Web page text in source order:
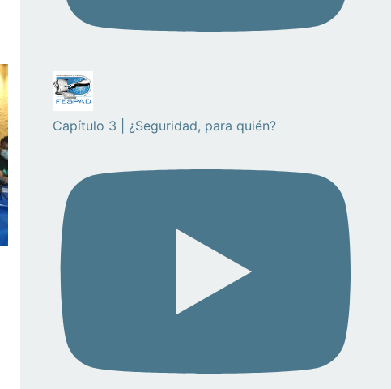
Capítulo 3 | ¿Seguridad, para quién?